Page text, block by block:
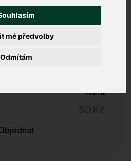
Odmítám
mé předvolby
a nevyžádanému obsahu.
není
50 Kč